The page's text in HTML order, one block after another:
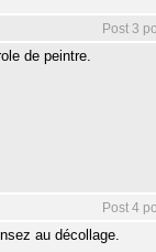
Post 3
de peintre.
Post 4
au décollage.